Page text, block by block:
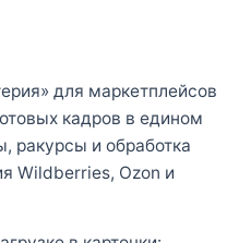
для маркетплейсов
кадров в едином
ракурсы и обработка
Wildberries, Ozon и